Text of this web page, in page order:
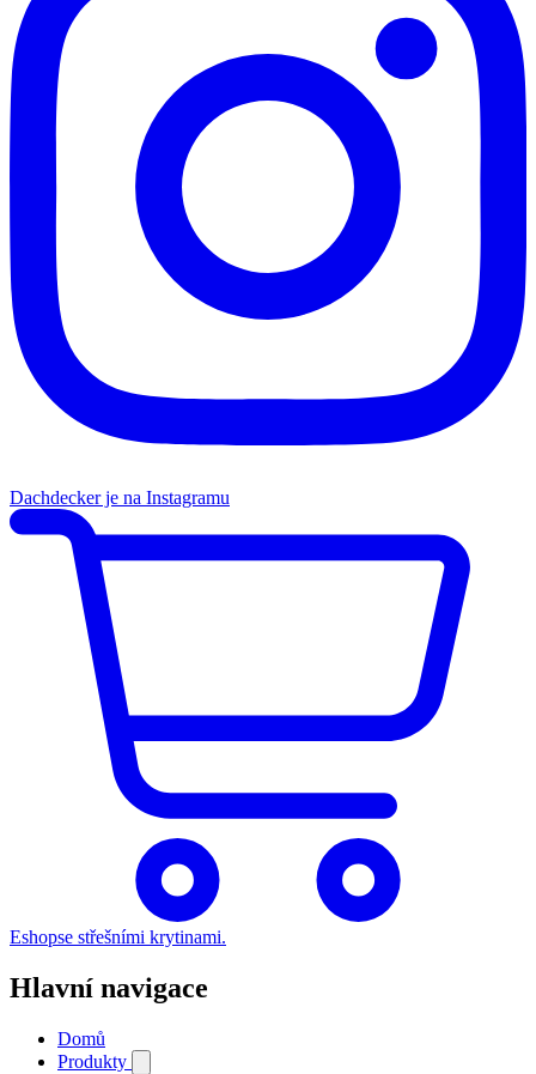
Dachdecker je na Instagramu
Eshopse střešními krytinami.
Hlavní navigace
Domů
Produkty